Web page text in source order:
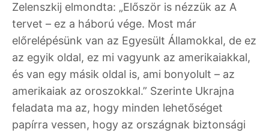
Zelenszkij elmondta: „Először is nézzük az A
tervet – ez a háború vége. Most már
előrelépésünk van az Egyesült Államokkal, de ez
az egyik oldal, ez mi vagyunk az amerikaiakkal,
és van egy másik oldal is, ami bonyolult – az
amerikaiak az oroszokkal.” Szerinte Ukrajna
feladata ma az, hogy minden lehetőséget
papírra vessen, hogy az országnak biztonsági